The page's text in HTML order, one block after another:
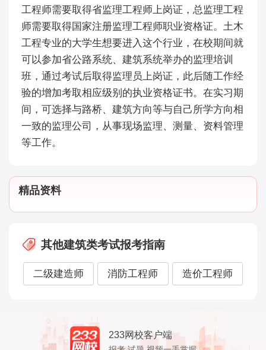
工程师需要取得省监理工程师上岗证，总监理工程
师需要取得国家注册监理工程师职业资格证。土木
工程专业的大学生想要进入这个行业，在校期间就
可以参加省公路系统、建筑系统举办的监理培训
班，通过考试后取得监理员上岗证，此后随工作经
验的增加考取相应级别的执业资格证书。在实习期
间，可选择与路桥、建筑方向等与自己所学方向相
一致的监理公司，从事现场监理、测量、资料管理
等工作。
精品资料
其他建筑类考试报考指南
二级建造师 消防工程师 造价工程师
233网校客户端